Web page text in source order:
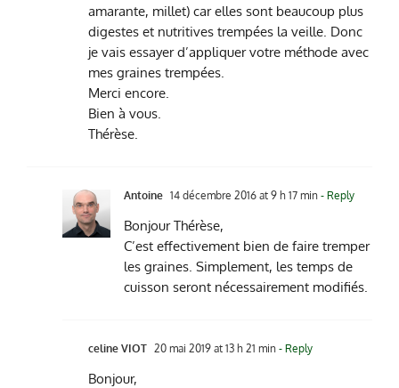
amarante, millet) car elles sont beaucoup plus
digestes et nutritives trempées la veille. Donc
je vais essayer d’appliquer votre méthode avec
mes graines trempées.
Merci encore.
Bien à vous.
Thérèse.
Antoine 14 décembre 2016 at 9 h 17 min - Reply
Bonjour Thérèse,
C’est effectivement bien de faire tremper
les graines. Simplement, les temps de
cuisson seront nécessairement modifiés.
celine VIOT 20 mai 2019 at 13 h 21 min - Reply
Bonjour,